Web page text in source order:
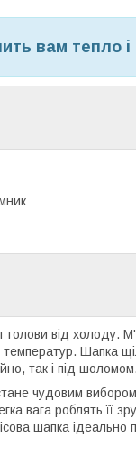
вам тепло
від холоду.
Шапка
так і під шоломом.
чудовим вибором
вага роблять
шапка